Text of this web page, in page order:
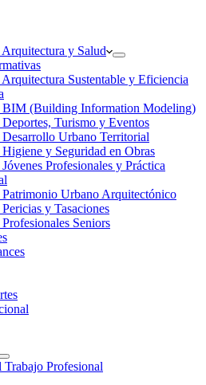
y Salud
Sustentable y Eficiencia
BIM (Building Information Modeling)
Turismo y Eventos
Urbano Territorial
y Seguridad en Obras
Profesionales y Práctica
Urbano Arquitectónico
y Tasaciones
Seniors
Trabajo Profesional